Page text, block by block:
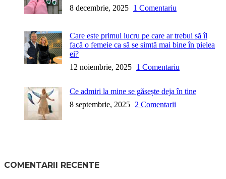
8 decembrie, 2025 1 Comentariu
Care este primul lucru pe care ar trebui să îl
facă o femeie ca să se simtă mai bine în pielea
ei?
12 noiembrie, 2025 1 Comentariu
Ce admiri la mine se găsește deja în tine
8 septembrie, 2025 2 Comentarii
COMENTARII RECENTE